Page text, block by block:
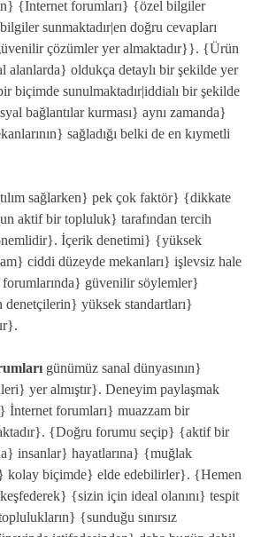
{İnternet forumları} {özel bilgiler
bilgiler sunmaktadır|en doğru cevapları
çözümler yer almaktadır}}. {Ürün
alanlarda} oldukça detaylı bir şekilde yer
biçimde sunulmaktadır|iddialı bir şekilde
bağlantılar kurması} aynı zamanda}
sağladığı belki de en kıymetli
sağlarken} pek çok faktör} {dikkate
aktif bir topluluk} tarafından tercih
İçerik denetimi} {yüksek
ciddi düzeyde mekanları} işlevsiz hale
güvenilir söylemler}
yüksek standartları}
günümüz sanal dünyasının}
yer almıştır}. Deneyim paylaşmak
İnternet forumları} muazzam bir
{Doğru forumu seçip} {aktif bir
insanlar} hayatlarına} {muğlak
kolay biçimde} elde edebilirler}. {Hemen
{sizin için ideal olanını} tespit
{sunduğu sınırsız